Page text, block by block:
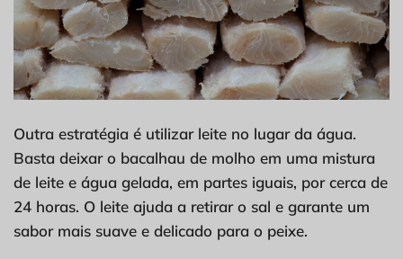
Outra estratégia é utilizar leite no lugar da água.
Basta deixar o bacalhau de molho em uma mistura
de leite e água gelada, em partes iguais, por cerca de
24 horas. O leite ajuda a retirar o sal e garante um
sabor mais suave e delicado para o peixe.